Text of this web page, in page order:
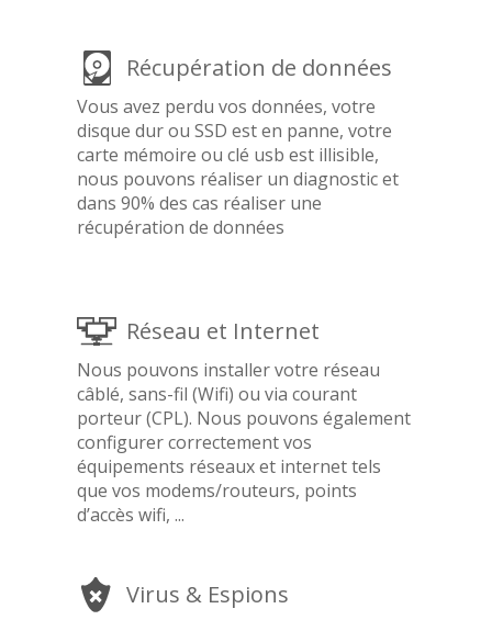
Récupération de données
Vous avez perdu vos données, votre
disque dur ou SSD est en panne, votre
carte mémoire ou clé usb est illisible,
nous pouvons réaliser un diagnostic et
dans 90% des cas réaliser une
récupération de données
Réseau et Internet
Nous pouvons installer votre réseau
câblé, sans-fil (Wifi) ou via courant
porteur (CPL). Nous pouvons également
configurer correctement vos
équipements réseaux et internet tels
que vos modems/routeurs, points
d’accès wifi, ...
Virus & Espions